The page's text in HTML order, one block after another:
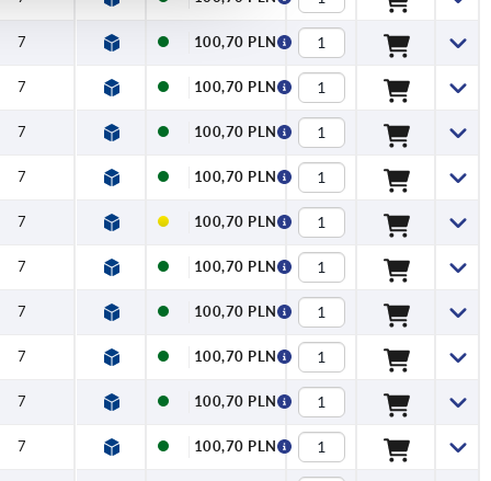
7 100,70 PLN
7 100,70 PLN
7 100,70 PLN
7 100,70 PLN
7 100,70 PLN
7 100,70 PLN
7 100,70 PLN
7 100,70 PLN
7 100,70 PLN
7 100,70 PLN